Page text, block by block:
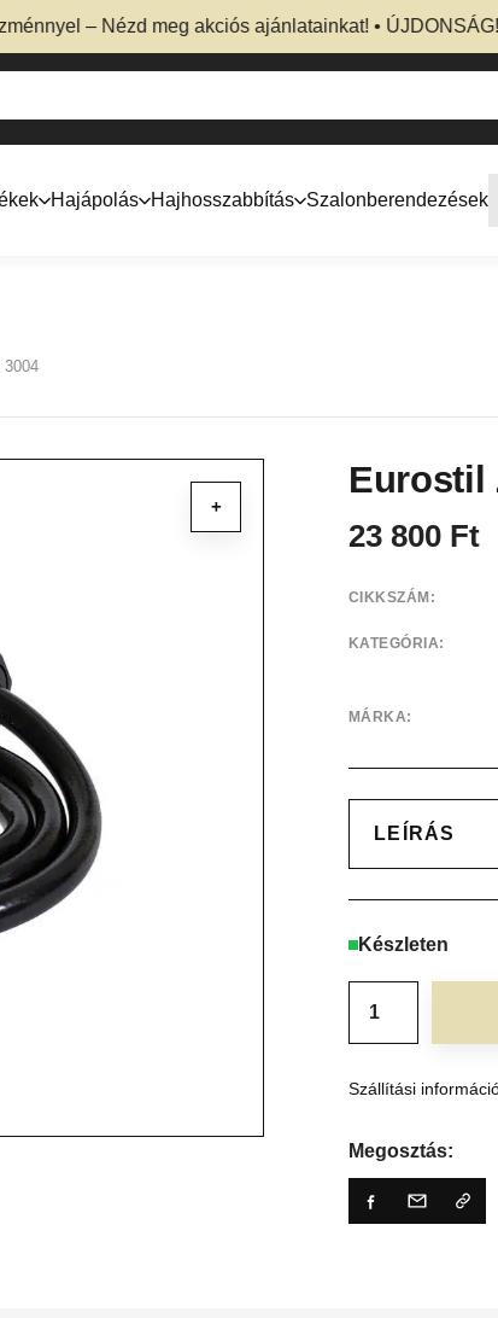
– Nézd meg akciós ajánlatainkat! • ÚJDONSÁG!
Hajápolás Hajhosszabbítás Szalonberendezések
3004
+
Eurostil
23 800 Ft
CIKKSZÁM:
KATEGÓRIA:
MÁRKA:
LEÍRÁS
Készleten
Szállítási
Megosztás: